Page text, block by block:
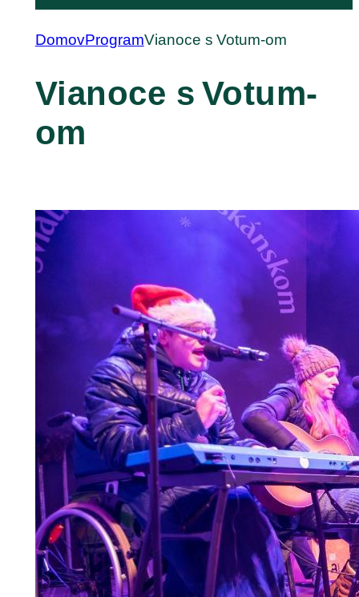
DomovProgramVianoce s Votum-om
Vianoce s Votum-
om